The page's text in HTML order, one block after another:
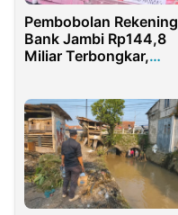
Pembobolan Rekening
Bank Jambi Rp144,8
Miliar Terbongkar,